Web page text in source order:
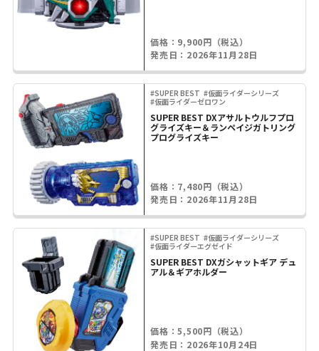
価格：9,900円（税込）
発売日：2026年11月28日
#SUPER BEST #仮面ライダーシリーズ
#仮面ライダーゼロワン
SUPER BEST DXアサルトウルフプロ
グライズキー＆ランペイジガトリング
プログライズキー
価格：7,480円（税込）
発売日：2026年11月28日
#SUPER BEST #仮面ライダーシリーズ
#仮面ライダーエグゼイド
SUPER BEST DXガシャットギア デュ
アル＆ギアホルダー
価格：5,500円（税込）
発売日：2026年10月24日